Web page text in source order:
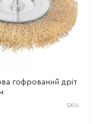
гофрований дріт
SKU: